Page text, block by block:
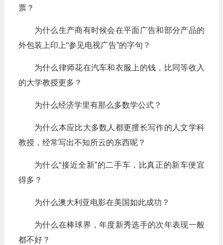
票？
为什么生产商有时候会在平面广告和部分产品的
外包装上印上“参见电视广告”的字句？
为什么律师花在汽车和衣服上的钱，比同等收入
的大学教授更多？
为什么经济学里有那么多数学公式？
为什么本应比大多数人都更擅长写作的人文学科
教授，经常写出不知所云的东西呢？
为什么“接近全新”的二手车，比真正的新车便宜
得多？
为什么澳大利亚电影在美国如此成功？
为什么在棒球界，年度新秀选手的次年表现一般
都不好？